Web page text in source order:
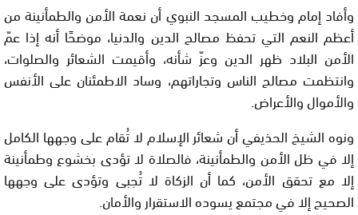
وأفاد إمام وخطيب المسجد النبوي أن نعمة الأمن والطمأنينة من
أعظم النعم التي تحفظ مصالح الدين والدنيا، موضحًا أنه إذا عمّ
الأمن البلاد ظهر الدين وعزّ شأنه، وأقيمت الشعائر والصلوات،
وانتظمت مصالح الناس وتجاراتهم، وساد الاطمئنان على الأنفس
والأموال والأعراض.
ونوه الشيخ الحذيفي أن شعائر الإسلام لا تُقام على وجهها الكامل
إلا في ظل الأمن والطمأنينة، فالصلاة لا تؤدى بخشوع وطمأنينة
إلا مع تحقق الأمن، كما أن الزكاة لا تُجبى وتؤدى على وجهها
الصحيح إلا في مجتمع يسوده الاستقرار والأمان.